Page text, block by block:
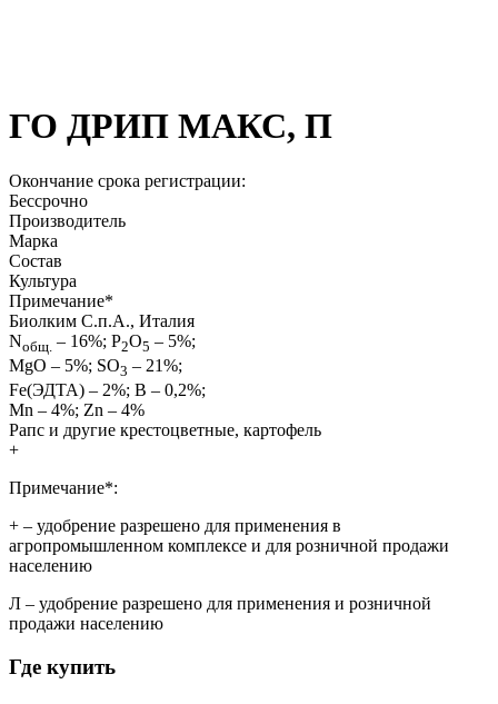
ГО ДРИП МАКС, П
Окончание срока регистрации:
Бессрочно
Производитель
Марка
Состав
Культура
Примечание*
Биолким С.п.А., Италия
Nобщ. – 16%; P2O5 – 5%;
MgO – 5%; SO3 – 21%;
Fe(ЭДТА) – 2%; В – 0,2%;
Mn – 4%; Zn – 4%
Рапс и другие крестоцветные, картофель
+
Примечание*:
+ – удобрение разрешено для применения в
агропромышленном комплексе и для розничной продажи
населению
Л – удобрение разрешено для применения и розничной
продажи населению
Где купить